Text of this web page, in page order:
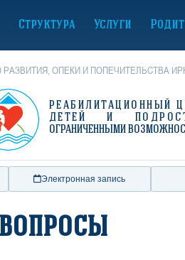
Структура Услуги
ОПЕКИ И ПОПЕЧИТЕЛЬСТВА
РЕАБИЛИТАЦИОННЫЙ
ДЕТЕЙ И
ОГРАНИЧЕННЫМИ
Электронная запись